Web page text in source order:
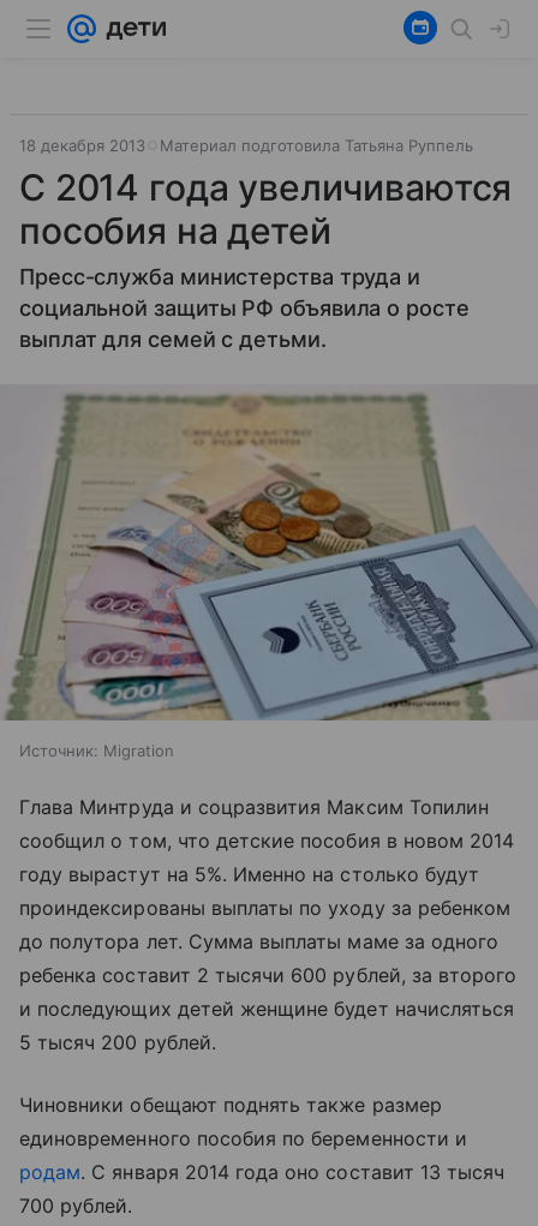
18 декабря 2013 Материал подготовила Татьяна Руппель
С 2014 года увеличиваются
пособия на детей
Пресс-служба министерства труда и
социальной защиты РФ объявила о росте
выплат для семей с детьми.
Источник: Migration
Глава Минтруда и соцразвития Максим Топилин
сообщил о том, что детские пособия в новом 2014
году вырастут на 5%. Именно на столько будут
проиндексированы выплаты по уходу за ребенком
до полутора лет. Сумма выплаты маме за одного
ребенка составит 2 тысячи 600 рублей, за второго
и последующих детей женщине будет начисляться
5 тысяч 200 рублей.
Чиновники обещают поднять также размер
единовременного пособия по беременности и
родам. С января 2014 года оно составит 13 тысяч
700 рублей.